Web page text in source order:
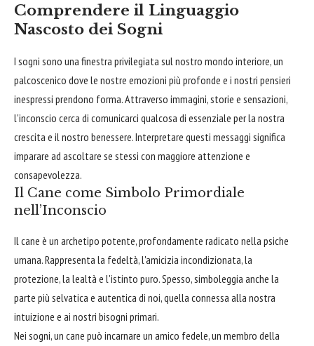
Comprendere il Linguaggio
Nascosto dei Sogni
I sogni sono una finestra privilegiata sul nostro mondo interiore, un
palcoscenico dove le nostre emozioni più profonde e i nostri pensieri
inespressi prendono forma. Attraverso immagini, storie e sensazioni,
l'inconscio cerca di comunicarci qualcosa di essenziale per la nostra
crescita e il nostro benessere. Interpretare questi messaggi significa
imparare ad ascoltare se stessi con maggiore attenzione e
consapevolezza.
Il Cane come Simbolo Primordiale
nell’Inconscio
Il cane è un archetipo potente, profondamente radicato nella psiche
umana. Rappresenta la fedeltà, l'amicizia incondizionata, la
protezione, la lealtà e l'istinto puro. Spesso, simboleggia anche la
parte più selvatica e autentica di noi, quella connessa alla nostra
intuizione e ai nostri bisogni primari.
Nei sogni, un cane può incarnare un amico fedele, un membro della